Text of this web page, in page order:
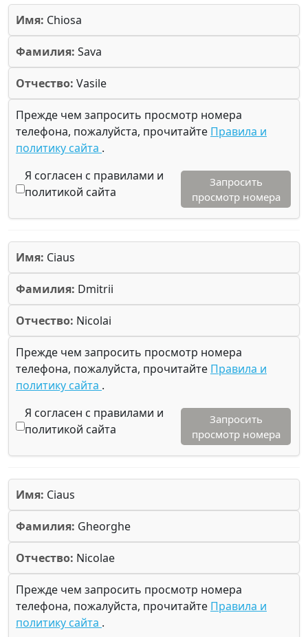
Имя: Chiosa
Фамилия: Sava
Отчество: Vasile
Прежде чем запросить просмотр номера
телефона, пожалуйста, прочитайте Правила и
политику сайта .
Я согласен с правилами и
политикой сайта
Запросить
просмотр номера
Имя: Ciaus
Фамилия: Dmitrii
Отчество: Nicolai
Прежде чем запросить просмотр номера
телефона, пожалуйста, прочитайте Правила и
политику сайта .
Я согласен с правилами и
политикой сайта
Запросить
просмотр номера
Имя: Ciaus
Фамилия: Gheorghe
Отчество: Nicolae
Прежде чем запросить просмотр номера
телефона, пожалуйста, прочитайте Правила и
политику сайта .